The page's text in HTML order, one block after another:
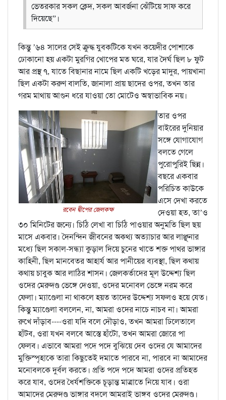
ভেতরকার সকল ক্লেদ, সকল আবর্জনা ঝেঁটিয়ে সাফ করে
দিয়েছে”।
কিন্তু ’৬৪ সালের সেই ক্রুদ্ধ যুবকটিকে যখন কয়েদীর পোশাকে
ঢোকানো হয় একটা মুরগির খোপের মত ঘরে, যার দৈর্ঘ ছিল ৮ ফুট
আর প্রস্থ ৭, যাতে বিছানার নামে ছিল একটি খড়ের মাদুর, পায়খানা
ছিল একটা করুণ বালতি, জানালা প্রায় ছাদের ওপর, তখন তার
গরম মাথায় আগুন ধরে যাওয়া তো মোটেও অস্বাভাবিক নয়।
রবেন দ্বীপের জেলকক্ষ
তার ওপর
বাইরের দুনিয়ার
সঙ্গে যোগাযোগ
বলতে গেলে
পুরোপুরিই ছিন্ন।
বছরে একবার
পরিচিত কাউকে
এসে দেখা করতে
দেওয়া হত, তা’ও
৩০ মিনিটের জন্যে। চিঠি লেখা বা চিঠি পাওয়ার অনুমতি ছিল ছয়
মাসে একবার। দৈনন্দিন জীবনের অকথ্য অত্যাচার আর লাঞ্ছনার
মধ্যে ছিল সকাল-সন্ধ্যা কুড়াল দিয়ে চুনের খাতে শক্ত পাথর ভাঙ্গার
কাহিনী, ছিল মানবেতর আহার্য আর পানীয়ের ব্যবস্থা, ছিল কথায়
কথায় চাবুক আর লাঠির শাসন। জেলকর্তাদের মূল উদ্দেশ্য ছিল
ওদের মেরুদণ্ড ভেঙ্গে দেওয়া, ওদের মনোবল ভেঙ্গে নরম করে
ফেলা। ম্যাণ্ডেলা না থাকলে হয়ত তাদের উদ্দেশ্য সফলও হয়ে যেত।
কিন্তু ম্যাণ্ডেলা বললেন, না, আমরা ওদের নাচে নাচব না। আমরা
রুখে দাঁড়াব----ওরা যদি বলে দৌড়াও, তখন আমরা ঢিলেতালে
হাঁটব, ওরা যখন বলবে আস্তে হাঁটো, তখন আমরা জোরে পা
ফেলব। এভাবে আমরা পদে পদে বুঝিয়ে দেব ওদের যে আমাদের
মুক্তিস্পৃহাকে তারা কিছুতেই দমাতে পারবে না, পারবে না আমাদের
মনোবলকে দুর্বল করতে। প্রতি পদে পদে আমরা ওদের প্রতিহত
করে যাব, ওদের ধৈর্যশক্তিকে চূড়ান্ত মাত্রাতে নিয়ে যাব। ওরা
আমাদের মেরুদণ্ড ভাঙ্গার বদলে আমরাই ভাঙ্গব ওদের মেরুদণ্ড।